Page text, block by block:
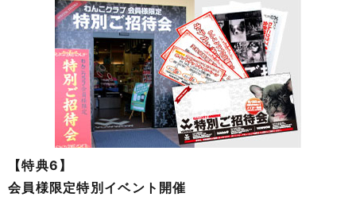
【特典6】
会員様限定特別イベント開催